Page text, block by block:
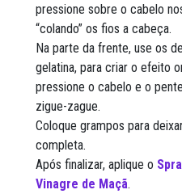
pressione sobre o cabelo
“colando” os fios a cabeça.
Na parte da frente, use os
gelatina, para criar o efeito
pressione o cabelo e o
zigue-zague.
Coloque grampos para
completa.
Após finalizar, aplique o
Vinagre de Maçã.